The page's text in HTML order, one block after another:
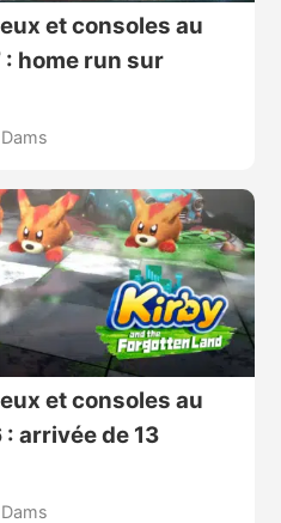
et consoles au
: home run sur
et consoles au
: arrivée de 13